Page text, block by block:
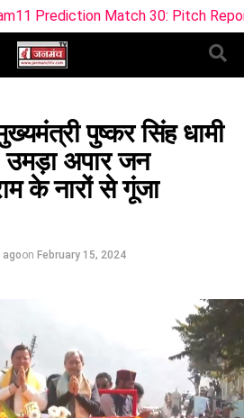
Match 30: Pitch Report, Playing 11
पुष्कर सिंह धामी
उमड़ा अपार जन
के नारों से गूंजा
agoon February 15, 2024